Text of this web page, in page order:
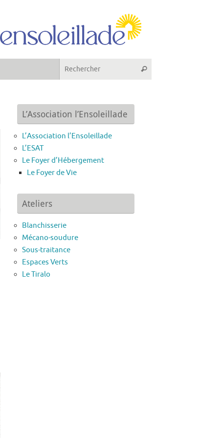
Rechercher
L’Association l’Ensoleillade
L’Association l’Ensoleillade
L’ESAT
Le Foyer d’Hébergement
Le Foyer de Vie
Ateliers
Blanchisserie
Mécano-soudure
Sous-traitance
Espaces Verts
Le Tiralo